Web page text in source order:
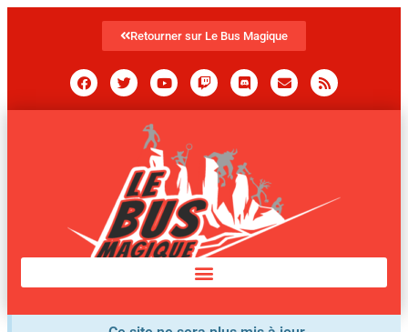
Retourner sur Le Bus Magique